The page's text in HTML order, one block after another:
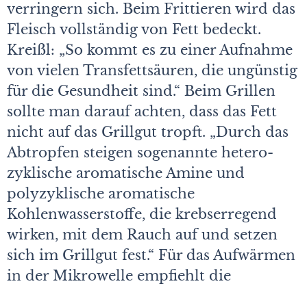
verringern sich. Beim Frittieren wird das
Fleisch vollständig von Fett bedeckt.
Kreißl: „So kommt es zu einer Aufnahme
von vielen Transfettsäuren, die ungünstig
für die Gesundheit sind.“ Beim Grillen
sollte man darauf achten, dass das Fett
nicht auf das Grillgut tropft. „Durch das
Abtropfen steigen sogenannte hetero­
zyklische aromatische Amine und
polyzyklische aromatische
Kohlenwasserstoffe, die krebserregend
wirken, mit dem Rauch auf und setzen
sich im Grillgut fest.“ Für das Aufwärmen
in der Mikrowelle empfiehlt die